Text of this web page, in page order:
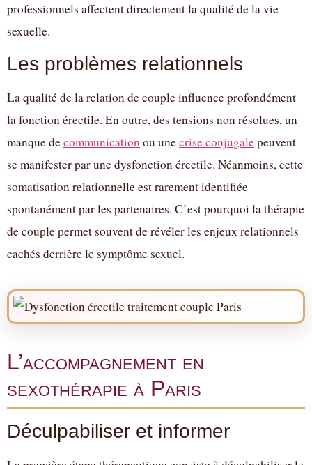
professionnels affectent directement la qualité de la vie
sexuelle.
Les problèmes relationnels
La qualité de la relation de couple influence profondément
la fonction érectile. En outre, des tensions non résolues, un
manque decommunicationou unecrise conjugalepeuvent
se manifester par une dysfonction érectile. Néanmoins, cette
somatisation relationnelle est rarement identifiée
spontanément par les partenaires. C’est pourquoi la thérapie
de couple permet souvent de révéler les enjeux relationnels
cachés derrière le symptôme sexuel.
L’accompagnement en
sexothérapie à Paris
Déculpabiliser et informer